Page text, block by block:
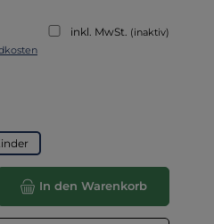
inkl. MwSt. (inaktiv)
Wert ein oder benutze die
In den Warenkorb